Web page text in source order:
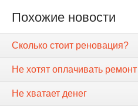
Похожие новости
Сколько стоит реновация?
Не хотят оплачивать ремонт
Не хватает денег